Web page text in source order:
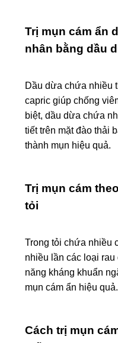
Trị mụn cám ẩn
nhân bằng dầu
Dầu dừa chứa nhiều
capric giúp chống
biệt, dầu dừa chứa
tiết trên mặt đào thải
thành mụn hiệu quả.
Trị mụn cám
tỏi
Trong tỏi chứa nhiều
nhiều lần các loại
năng kháng khuẩn
mụn cám ẩn hiệu quả.
Cách trị mụn